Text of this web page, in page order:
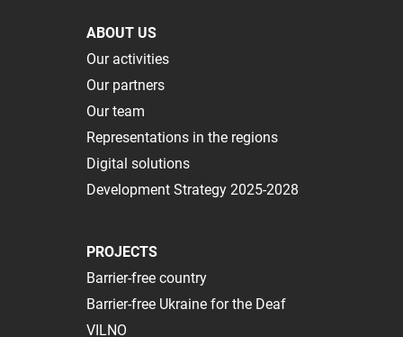
ABOUT US
Our activities
Our partners
Our team
Representations in the regions
Digital solutions
Development Strategy 2025-2028
PROJECTS
Barrier-free country
Barrier-free Ukraine for the Deaf
VILNO